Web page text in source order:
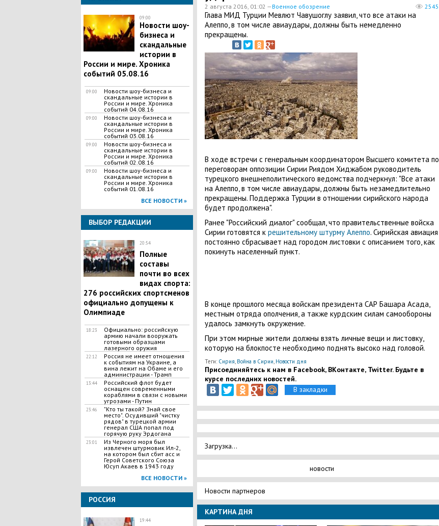
09:00
Новости шоу-
бизнеса и
скандальные
истории в
России и мире. Хроника
событий 05.08.16
09:00
Новости шоу-бизнеса и
скандальные истории в
России и мире. Хроника
событий 04.08.16
09:00
Новости шоу-бизнеса и
скандальные истории в
России и мире. Хроника
событий 03.08.16
09:00
Новости шоу-бизнеса и
скандальные истории в
России и мире. Хроника
событий 02.08.16
09:00
Новости шоу-бизнеса и
скандальные истории в
России и мире. Хроника
событий 01.08.16
ВСЕ НОВОСТИ »
ВЫБОР РЕДАКЦИИ
20:54
Полные
составы
почти во всех
видах спорта:
276 российских спортсменов
официально допущены к
Олимпиаде
18:23
Официально: российскую
армию начали вооружать
готовыми образцами
лазерного оружия
22:12
Россия не имеет отношения
к событиям на Украине, а
вина лежит на Обаме и его
администрации - Трамп
13:44
Российский флот будет
оснащен современными
кораблями в связи с новыми
угрозами - Путин
23:46
"Кто ты такой? Знай свое
место". Осудивший "чистку
рядов" в турецкой армии
генерал США попал под
горячую руку Эрдогана
23:01
Из Черного моря был
извлечен штурмовик Ил-2,
на котором был сбит асс и
Герой Советского Союза
Юсуп Акаев в 1943 году
ВСЕ НОВОСТИ »
РОССИЯ
19:44
2 августа 2016, 01:02 —Военное обозрение 2545
​Глава МИД Турции Мевлют Чавушоглу заявил, что все атаки на
Алеппо, в том числе авиаудары, должны быть немедленно
прекращены.
В ходе встречи с генеральным координатором Высшего комитета по
переговорам оппозиции Сирии Риядом Хиджабом руководитель
турецкого внешнеполитического ведомства подчеркнул: "Все атаки
на Алеппо, в том числе авиаудары, должны быть незамедлительно
прекращены. Поддержка Турции в отношении сирийского народа
будет продолжена".
Ранее "Российский диалог" сообщал, что правительственные войска
Сирии готовятся к решительному штурму Алеппо. Сирийская авиация
постоянно сбрасывает над городом листовки с описанием того, как
покинуть населенный пункт.
В конце прошлого месяца войскам президента САР Башара Асада,
местным отряда ополчения, а также курдским силам самообороны
удалось замкнуть окружение.
При этом мирные жители должны взять личные вещи и листовку,
которую на блокпосте необходимо поднять высоко над головой.
Теги: Сирия Война в Сирии Новости дня
Присоединяйтесь к нам в Facebook, ВКонтакте, Twitter. Будьте в
курсе последних новостей.
В закладки
Загрузка...
новости
Новости партнеров
КАРТИНА ДНЯ